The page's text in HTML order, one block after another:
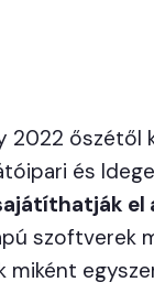
2022 őszétől
és
szoftverek